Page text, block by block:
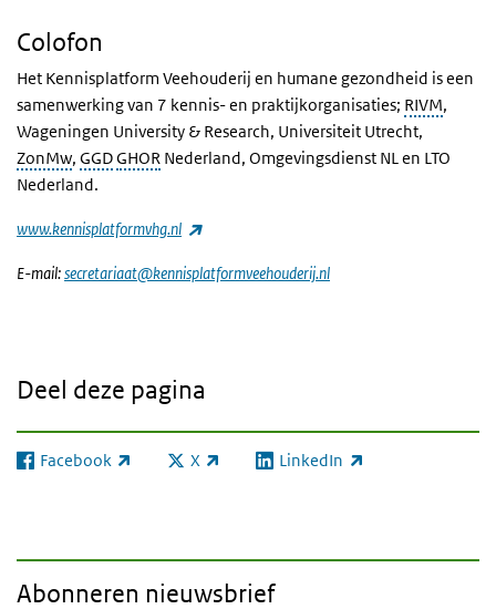
Colofon
Het Kennisplatform Veehouderij en humane gezondheid is een
samenwerking van 7 kennis- en praktijkorganisaties; RIVM,
Wageningen University & Research, Universiteit Utrecht,
ZonMw, GGDGHOR Nederland, Omgevingsdienst NL en LTO
Nederland.
www.kennisplatformvhg.nl (externe link)
E-mail:secretariaat@kennisplatformveehouderij.nl
Deel deze pagina
Facebook
(externe link) X
(externe link) LinkedIn
(externe link)
Abonneren nieuwsbrief